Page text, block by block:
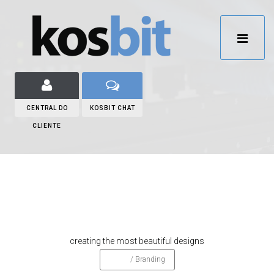
CENTRAL DO
CLIENTE
KOSBIT CHAT
creating the most beautiful designs
/Branding